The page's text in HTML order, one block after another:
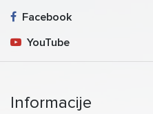
Facebook
YouTube
Informacije